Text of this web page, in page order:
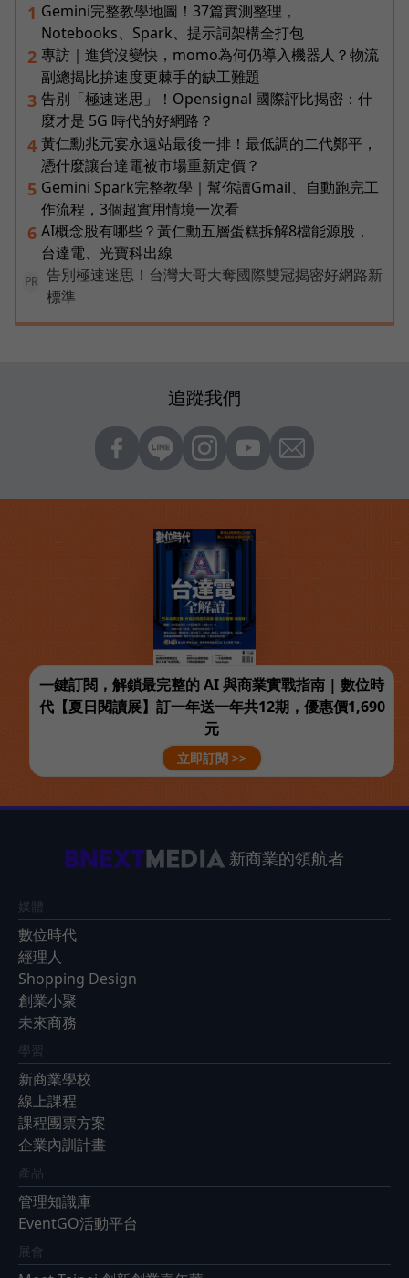
1 Gemini完整教學地圖！37篇實測整理，
Notebooks、Spark、提示詞架構全打包
2 專訪｜進貨沒變快，momo為何仍導入機器人？物流
副總揭比拚速度更棘手的缺工難題
3 告別「極速迷思」！Opensignal 國際評比揭密：什
麼才是 5G 時代的好網路？
4 黃仁勳兆元宴永遠站最後一排！最低調的二代鄭平，
憑什麼讓台達電被市場重新定價？
5 Gemini Spark完整教學｜幫你讀Gmail、自動跑完工
作流程，3個超實用情境一次看
6 AI概念股有哪些？黃仁勳五層蛋糕拆解8檔能源股，
台達電、光寶科出線
PR
告別極速迷思！台灣大哥大奪國際雙冠揭密好網路新
標準
追蹤我們
一鍵訂閱，解鎖最完整的 AI 與商業實戰指南 | 數位時
代【夏日閱讀展】訂一年送一年共12期，優惠價1,690
元
立即訂閱 >>
新商業的領航者
媒體
數位時代
經理人
Shopping Design
創業小聚
未來商務
學習
新商業學校
線上課程
課程團票方案
企業內訓計畫
產品
管理知識庫
EventGO活動平台
展會